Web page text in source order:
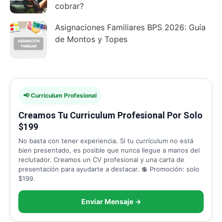
cobrar?
Asignaciones Familiares BPS 2026: Guía
de Montos y Topes
📢 Curriculum Profesional
Creamos Tu Curriculum Profesional Por Solo
$199
No basta con tener experiencia. Si tu currículum no está
bien presentado, es posible que nunca llegue a manos del
reclutador. Creamos un CV profesional y una carta de
presentación para ayudarte a destacar. 💲 Promoción: solo
$199.
Enviar Mensaje →